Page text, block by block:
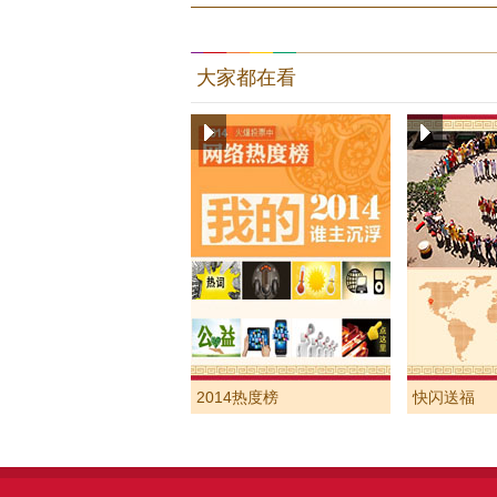
大家都在看
2014热度榜 快闪送福